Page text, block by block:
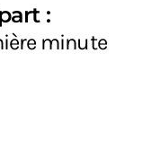
:
minute